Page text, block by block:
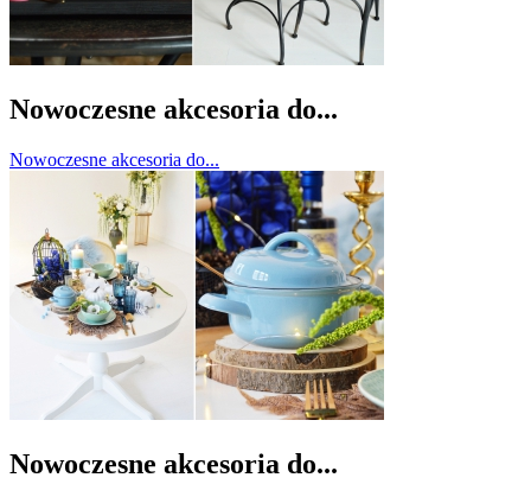
Nowoczesne akcesoria do...
Nowoczesne akcesoria do...
Nowoczesne akcesoria do...